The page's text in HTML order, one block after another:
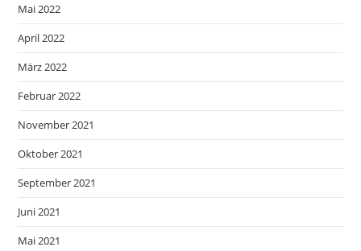
Mai 2022
April 2022
März 2022
Februar 2022
November 2021
Oktober 2021
September 2021
Juni 2021
Mai 2021